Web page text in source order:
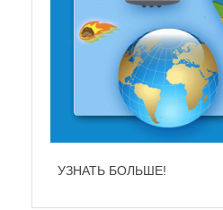
УЗНАТЬ БОЛЬШЕ!